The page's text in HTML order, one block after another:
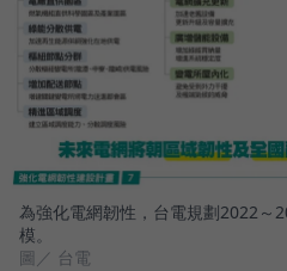
為強化電網韌性，台電規劃2022～
模。
圖／ 台電